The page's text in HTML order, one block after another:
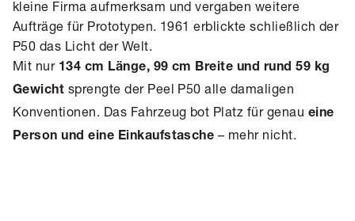
kleine Firma aufmerksam und vergaben weitere
Aufträge für Prototypen. 1961 erblickte schließlich der
P50 das Licht der Welt.
Mit nur 134 cm Länge, 99 cm Breite und rund 59 kg
Gewicht sprengte der Peel P50 alle damaligen
Konventionen. Das Fahrzeug bot Platz für genau eine
Person und eine Einkaufstasche – mehr nicht.